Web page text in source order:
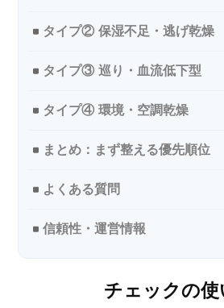
タイプ② 保湿不足・逃げ乾燥
タイプ③ 巡り・血流低下型
タイプ④ 環境・空調乾燥
まとめ：まず整える優先順位
よくある質問
信頼性・運営情報
チェックの使